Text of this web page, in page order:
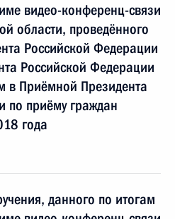
видео-конференц-связи
области, проведённого
Российской Федерации
Российской Федерации
Приёмной Президента
по приёму граждан
года
данного по итогам